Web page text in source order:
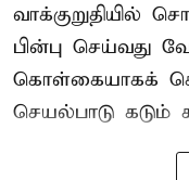
வாக்குறுதியில்
பின்பு செய்வது
கொள்கையாகக்
செயல்பாடு